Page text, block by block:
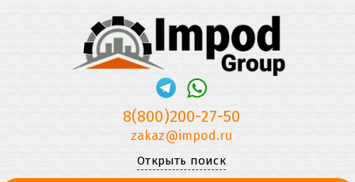
8(800)200-27-50
zakaz@impod.ru
Открыть поиск